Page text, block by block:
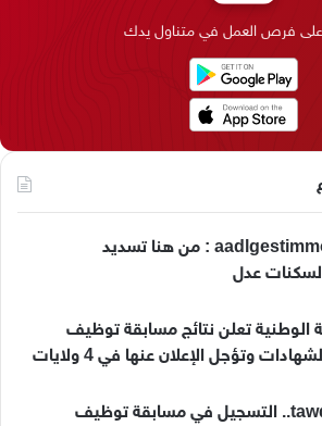
ن
ر
ا
م
فرص العمل في متناول يدك
aadlgestimmo.dz/epayement : من هنا تسديد
عدل
الوطنية تعلن نتائج مسابقة توظيف
وتؤجل الإعلان عنها في 4 ولايات
tawdif.education.dz.. التسجيل في مسابقة توظيف